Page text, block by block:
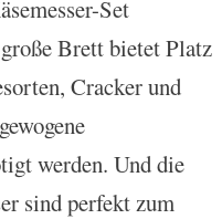
Set
Brett bietet Platz
Cracker und
werden. Und die
sind perfekt zum